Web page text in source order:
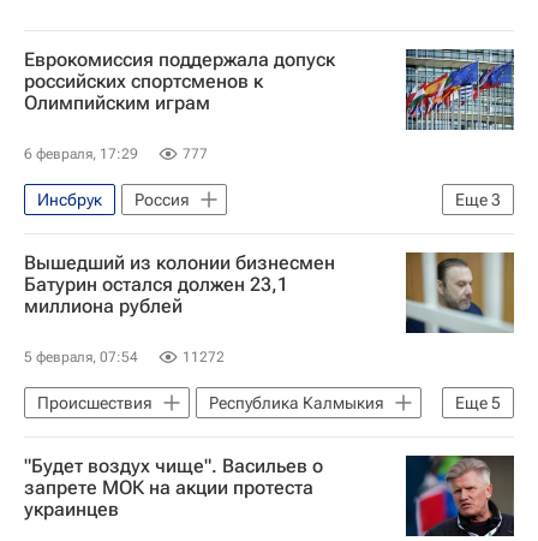
Еврокомиссия поддержала допуск
российских спортсменов к
Олимпийским играм
6 февраля, 17:29 777
Еще3
Инсбрук
Россия
Международный олимпийский комитет (МОК)
Еврокомиссия
Зимние Олимпийские игры 2026
Вышедший из колонии бизнесмен
Батурин остался должен 23,1
миллиона рублей
5 февраля, 07:54 11272
Еще5
Происшествия
Республика Калмыкия
Москва
Московская область (Подмосковье)
Елена Батурина
"Будет воздух чище". Васильев о
запрете МОК на акции протеста
украинцев